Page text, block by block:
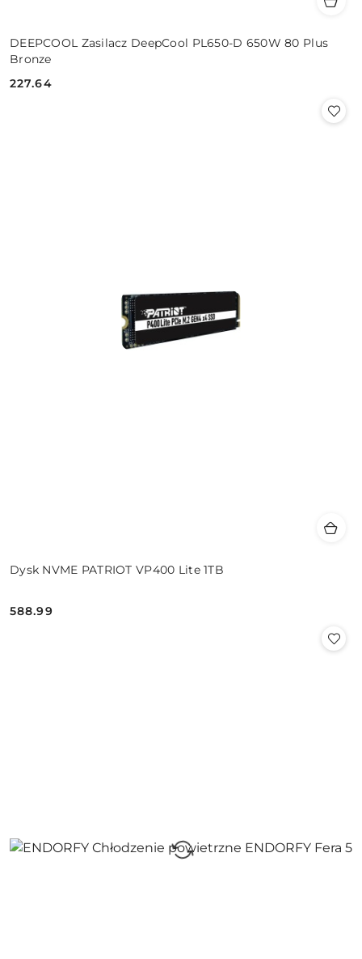
DEEPCOOL Zasilacz DeepCool PL650-D 650W 80 Plus
Bronze
Cena:
227.64
Dysk NVME PATRIOT VP400 Lite 1TB
Cena:
588.99